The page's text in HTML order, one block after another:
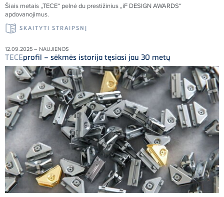
Šiais metais „TECE“ pelnė du prestižinius „iF DESIGN AWARDS“
apdovanojimus.
SKAITYTI STRAIPSNĮ
12.09.2025 – NAUJIENOS
TECEprofil – sėkmės istorija tęsiasi jau 30 metų